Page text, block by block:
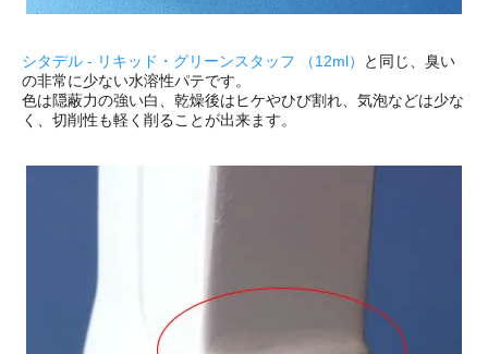
シタデル - リキッド・グリーンスタッフ （12ml）
と同じ、臭い
の非常に少ない水溶性パテです。
色は隠蔽力の強い白、乾燥後はヒケやひび割れ、気泡などは少な
く、切削性も軽く削ることが出来ます。